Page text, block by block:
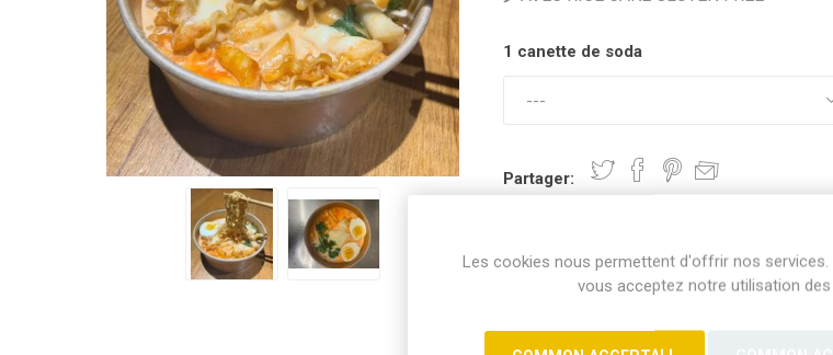
1 canette de soda
Partager:
Les cookies nous permettent d'offrir nos services.
vous acceptez notre utilisation